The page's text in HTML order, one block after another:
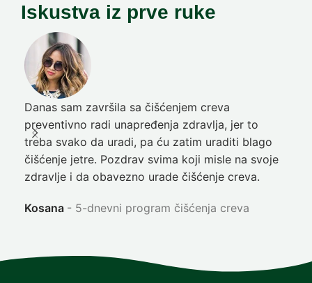
Iskustva iz prve ruke
Danas sam završila sa čišćenjem creva
preventivno radi unapređenja zdravlja, jer to
treba svako da uradi, pa ću zatim uraditi blago
čišćenje jetre. Pozdrav svima koji misle na svoje
zdravlje i da obavezno urade čišćenje creva.
Kosana 5-dnevni program čišćenja creva